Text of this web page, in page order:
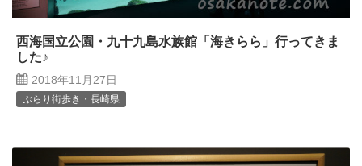
西海国立公園・九十九島水族館「海きらら」行ってきま
した♪
2018年11月27日
ぶらり街歩き・長崎県